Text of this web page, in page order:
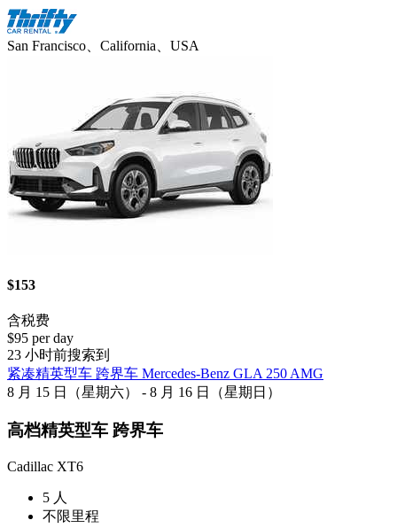
San Francisco、California、USA
$153
含税费
$95 per day
23 小时前搜索到
紧凑精英型车 跨界车 Mercedes-Benz GLA 250 AMG
8 月 15 日（星期六） - 8 月 16 日（星期日）
高档精英型车 跨界车
Cadillac XT6
5 人
不限里程